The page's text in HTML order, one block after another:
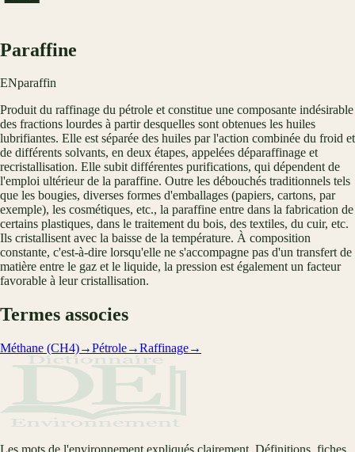
Paraffine
ENparaffin
Produit du raffinage du pétrole et constitue une composante indésirable
des fractions lourdes à partir desquelles sont obtenues les huiles
lubrifiantes. Elle est séparée des huiles par l'action combinée du froid et
de différents solvants, en deux étapes, appelées déparaffinage et
recristallisation. Elle subit différentes purifications, qui dépendent de
l'emploi ultérieur de la paraffine. Outre les débouchés traditionnels tels
que les bougies, diverses formes d'emballages (papiers, cartons, par
exemple), les cosmétiques, etc., la paraffine entre dans la fabrication de
certains plastiques, dans le traitement du bois, des textiles, du cuir, etc.
Ils cristallisent avec la baisse de la température. À composition
constante, c'est-à-dire lorsqu'elle ne s'accompagne pas d'un transfert de
matière entre le gaz et le liquide, la pression est également un facteur
favorable à leur cristallisation.
Termes associes
Méthane (CH4)→Pétrole→Raffinage→
Les mots de l'environnement expliqués clairement. Définitions, fiches